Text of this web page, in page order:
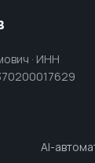
· ИНН
AI-